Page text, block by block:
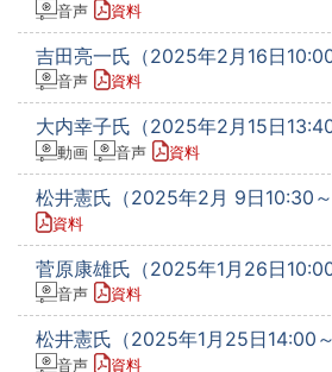
音声 資料
吉田亮一氏（2025年2月16日10:00
音声 資料
大内幸子氏（2025年2月15日
動画 音声 資料
松井憲氏（2025年2月 9日10:30
資料
菅原康雄氏（2025年1月26日10:00
音声 資料
松井憲氏（2025年1月25日14:00
音声 資料